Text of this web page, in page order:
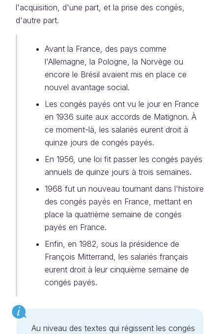
l'acquisition, d'une part, et la prise des congés,
d'autre part.
Avant la France, des pays comme
l'Allemagne, la Pologne, la Norvège ou
encore le Brésil avaient mis en place ce
nouvel avantage social.
Les congés payés ont vu le jour en France
en 1936 suite aux accords de Matignon. À
ce moment-là, les salariés eurent droit à
quinze jours de congés payés.
En 1956, une loi fit passer les congés payés
annuels de quinze jours à trois semaines.
1968 fut un nouveau tournant dans l'histoire
des congés payés en France, mettant en
place la quatrième semaine de congés
payés en France.
Enfin, en 1982, sous la présidence de
François Mitterrand, les salariés français
eurent droit à leur cinquième semaine de
congés payés.
Au niveau des textes qui régissent les congés